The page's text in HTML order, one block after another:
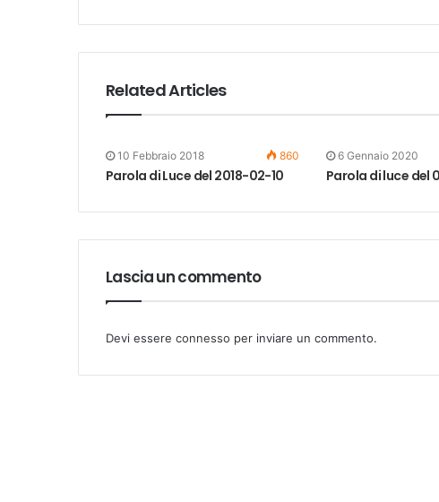
Related Articles
10 Febbraio 2018 860
Parola di Luce del 2018-02-10
6 Gennaio 2020
Parola di luce del
Lascia un commento
Devi essere connesso per inviare un commento.